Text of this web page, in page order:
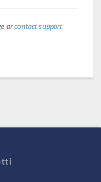
orcontact support